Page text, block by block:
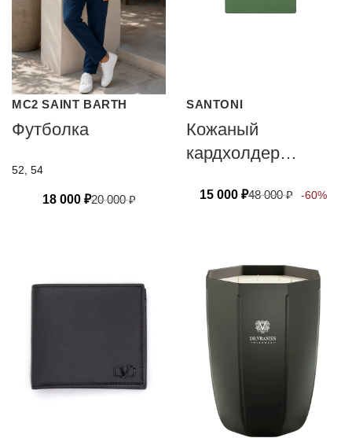
MC2 SAINT BARTH
Футболка
52, 54
18 000 ₽20 000₽
SANTONI
Кожаный
кардхолдер
15 000 ₽48 000₽ -60%